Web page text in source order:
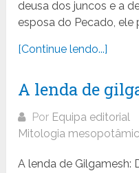
deusa dos juncos e a
esposa do Pecado, ele
[Continue lendo...]
A lenda de
Por Equipa editorial
Mitologia
A lenda de Gilgamesh: